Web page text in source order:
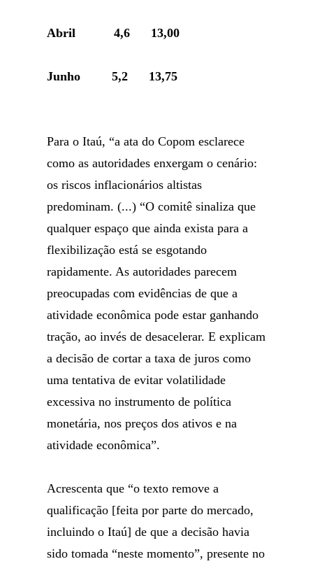
Abril 4,6 13,00
Junho 5,2 13,75
Para o Itaú, “a ata do Copom esclarece
como as autoridades enxergam o cenário:
os riscos inflacionários altistas
predominam. (...) “O comitê sinaliza que
qualquer espaço que ainda exista para a
flexibilização está se esgotando
rapidamente. As autoridades parecem
preocupadas com evidências de que a
atividade econômica pode estar ganhando
tração, ao invés de desacelerar. E explicam
a decisão de cortar a taxa de juros como
uma tentativa de evitar volatilidade
excessiva no instrumento de política
monetária, nos preços dos ativos e na
atividade econômica”.
Acrescenta que “o texto remove a
qualificação [feita por parte do mercado,
incluindo o Itaú] de que a decisão havia
sido tomada “neste momento”, presente no